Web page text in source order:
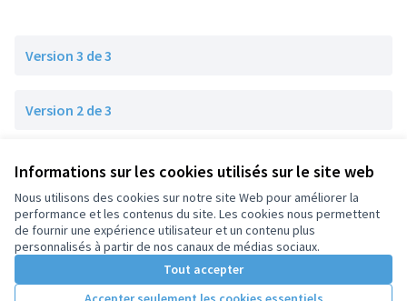
Informations sur les cookies utilisés sur le site web
Nous utilisons des cookies sur notre site Web pour améliorer la
performance et les contenus du site. Les cookies nous permettent
de fournir une expérience utilisateur et un contenu plus
personnalisés à partir de nos canaux de médias sociaux.
Tout accepter
Version 3 de 3
Version 2 de 3
Version 1 de 3
Conditions d'utilisation
Paramètres des cookies